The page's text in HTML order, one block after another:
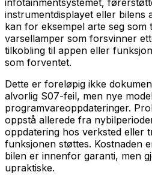
infotainmentsystemet,
instrumentdisplayet eller bilens
kan for eksempel arte seg som
varsellamper som forsvinner
tilkobling til appen eller
som forventet.
Dette er foreløpig ikke
alvorlig S07-feil, men nye
programvareoppdateringer.
oppstå allerede fra
oppdatering hos verksted eller
funksjonen støttes. Kostnaden
bilen er innenfor garanti, men
upraktiske.